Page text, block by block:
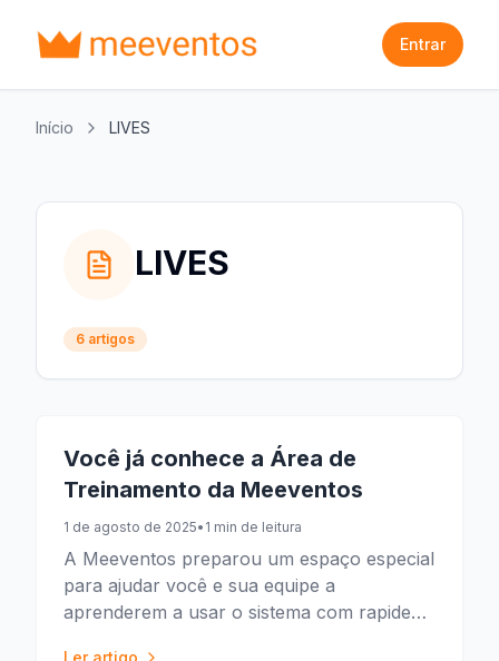
Entrar
Início LIVES
LIVES
6 artigos
Você já conhece a Área de
Treinamento da Meeventos
1 de agosto de 2025• 1 min de leitura
A Meeventos preparou um espaço especial
para ajudar você e sua equipe a
aprenderem a usar o sistema com rapidez,
Ler artigo